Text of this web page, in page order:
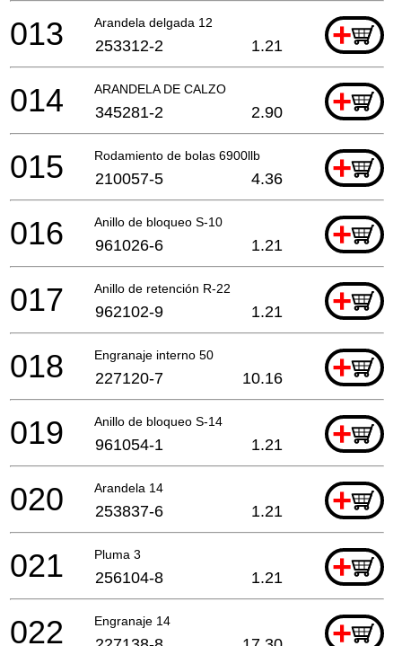
Arandela delgada 12 +
013 253312-2 1.21
ARANDELA DE CALZO +
014 345281-2 2.90
Rodamiento de bolas 6900llb +
015 210057-5 4.36
Anillo de bloqueo S-10 +
016 961026-6 1.21
Anillo de retención R-22 +
017 962102-9 1.21
Engranaje interno 50 +
018 227120-7 10.16
Anillo de bloqueo S-14 +
019 961054-1 1.21
Arandela 14 +
020 253837-6 1.21
Pluma 3 +
021 256104-8 1.21
Engranaje 14 +
022